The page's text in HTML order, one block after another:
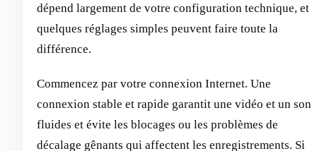
dépend largement de votre configuration technique, et
quelques réglages simples peuvent faire toute la
différence.
Commencez par votre connexion Internet. Une
connexion stable et rapide garantit une vidéo et un son
fluides et évite les blocages ou les problèmes de
décalage gênants qui affectent les enregistrements. Si